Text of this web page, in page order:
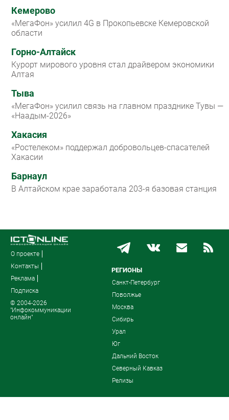
Кемерово
«МегаФон» усилил 4G в Прокопьевске Кемеровской
области
Горно-Алтайск
Курорт мирового уровня стал драйвером экономики
Алтая
Тыва
«МегаФон» усилил связь на главном празднике Тувы —
«Наадым-2026»
Хакасия
«Ростелеком» поддержал добровольцев-спасателей
Хакасии
Барнаул
В Алтайском крае заработала 203-я базовая станция
О проекте
Контакты
Реклама
Подписка
© 2004-2026
"Инфокоммуникации
онлайн"
РЕГИОНЫ
Санкт-Петербург
Поволжье
Москва
Сибирь
Урал
Юг
Дальний Восток
Северный Кавказ
Релизы